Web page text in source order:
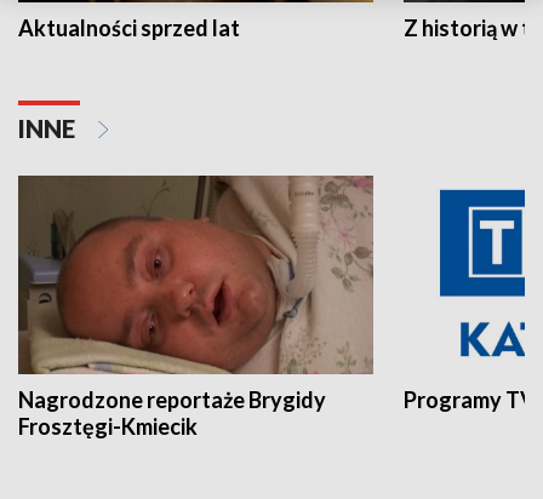
Aktualności sprzed lat Z historią w
INNE
Nagrodzone reportaże Brygidy
Frosztęgi-Kmiecik
Programy